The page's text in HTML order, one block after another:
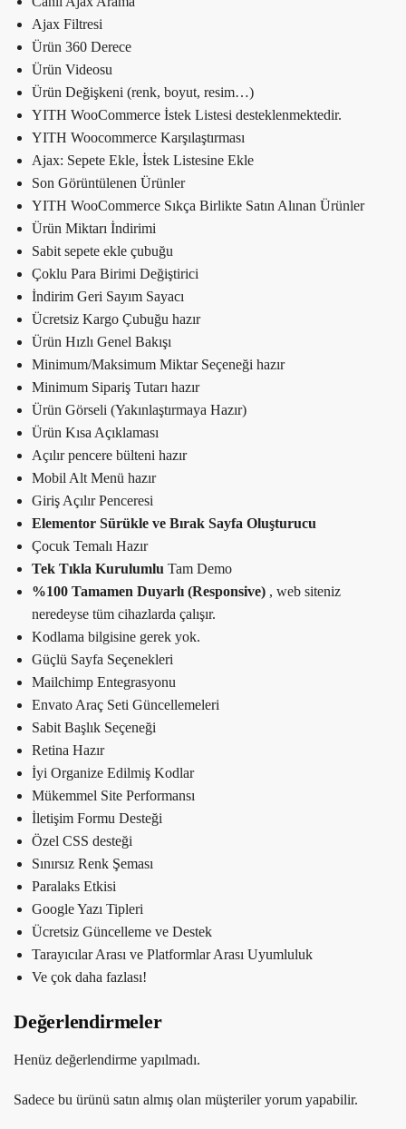
Ajax Filtresi
Ürün 360 Derece
Ürün Videosu
Ürün Değişkeni (renk, boyut, resim…)
YITH WooCommerce İstek Listesi desteklenmektedir.
YITH Woocommerce Karşılaştırması
Ajax: Sepete Ekle, İstek Listesine Ekle
Son Görüntülenen Ürünler
YITH WooCommerce Sıkça Birlikte Satın Alınan Ürünler
Ürün Miktarı İndirimi
Sabit sepete ekle çubuğu
Çoklu Para Birimi Değiştirici
İndirim Geri Sayım Sayacı
Ücretsiz Kargo Çubuğu hazır
Ürün Hızlı Genel Bakışı
Minimum/Maksimum Miktar Seçeneği hazır
Minimum Sipariş Tutarı hazır
Ürün Görseli (Yakınlaştırmaya Hazır)
Ürün Kısa Açıklaması
Açılır pencere bülteni hazır
Mobil Alt Menü hazır
Giriş Açılır Penceresi
Elementor Sürükle ve Bırak Sayfa Oluşturucu
Çocuk Temalı Hazır
Tek Tıkla Kurulumlu Tam Demo
%100 Tamamen Duyarlı (Responsive) , web siteniz
neredeyse tüm cihazlarda çalışır.
Kodlama bilgisine gerek yok.
Güçlü Sayfa Seçenekleri
Mailchimp Entegrasyonu
Envato Araç Seti Güncellemeleri
Sabit Başlık Seçeneği
Retina Hazır
İyi Organize Edilmiş Kodlar
Mükemmel Site Performansı
İletişim Formu Desteği
Özel CSS desteği
Sınırsız Renk Şeması
Paralaks Etkisi
Google Yazı Tipleri
Ücretsiz Güncelleme ve Destek
Tarayıcılar Arası ve Platformlar Arası Uyumluluk
Ve çok daha fazlası!
Değerlendirmeler
Henüz değerlendirme yapılmadı.
Sadece bu ürünü satın almış olan müşteriler yorum yapabilir.